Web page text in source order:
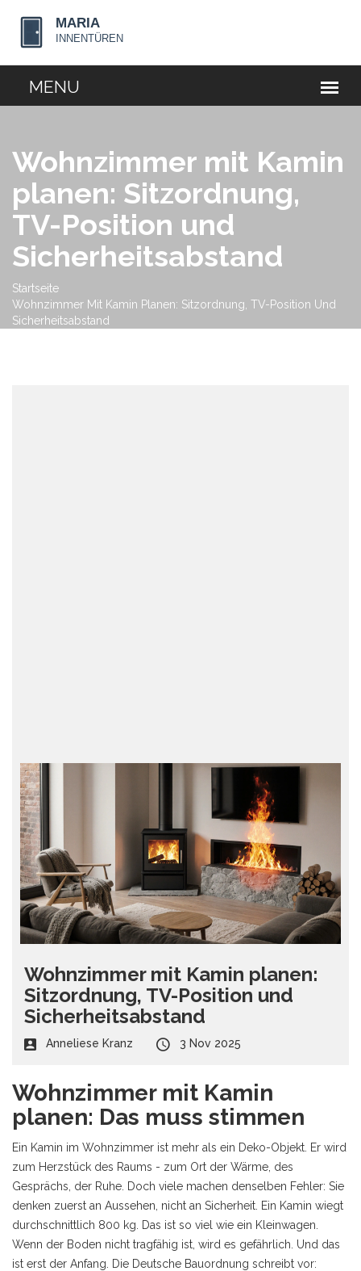
Wohnzimmer mit Kamin
planen: Sitzordnung,
TV-Position und
Sicherheitsabstand
Startseite
Wohnzimmer Mit Kamin Planen: Sitzordnung, TV-Position Und
Sicherheitsabstand
Wohnzimmer mit Kamin planen:
Sitzordnung, TV-Position und
Sicherheitsabstand
Anneliese Kranz 3 Nov 2025
Wohnzimmer mit Kamin
planen: Das muss stimmen
Ein Kamin im Wohnzimmer ist mehr als ein Deko-Objekt. Er wird
zum Herzstück des Raums - zum Ort der Wärme, des
Gesprächs, der Ruhe. Doch viele machen denselben Fehler: Sie
denken zuerst an Aussehen, nicht an Sicherheit. Ein Kamin wiegt
durchschnittlich 800 kg. Das ist so viel wie ein Kleinwagen.
Wenn der Boden nicht tragfähig ist, wird es gefährlich. Und das
ist erst der Anfang. Die Deutsche Bauordnung schreibt vor: